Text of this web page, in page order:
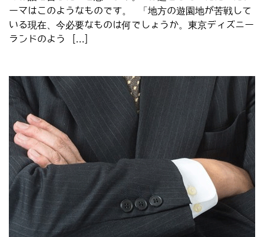
ーマはこのようなものです。 「地方の遊園地が苦戦して
いる現在、今必要なものは何でしょうか。東京ディズニー
ランドのよう […]